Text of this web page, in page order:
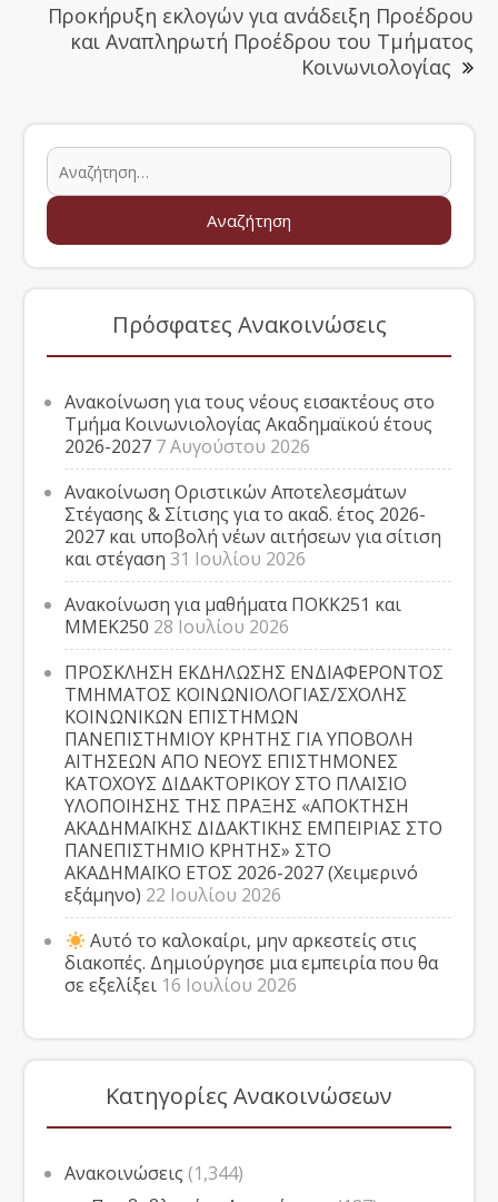
Προκήρυξη εκλογών για ανάδειξη Προέδρου
και Αναπληρωτή Προέδρου του Τμήματος
Κοινωνιολογίας
Πρόσφατες Ανακοινώσεις
Ανακοίνωση για τους νέους εισακτέους στο
Τμήμα Κοινωνιολογίας Ακαδημαϊκού έτους
2026-2027 7 Αυγούστου 2026
Ανακοίνωση Οριστικών Αποτελεσμάτων
Στέγασης & Σίτισης για το ακαδ. έτος 2026-
2027 και υποβολή νέων αιτήσεων για σίτιση
και στέγαση 31 Ιουλίου 2026
Ανακοίνωση για μαθήματα ΠΟΚΚ251 και
ΜΜΕΚ250 28 Ιουλίου 2026
ΠΡΟΣΚΛΗΣΗ ΕΚΔΗΛΩΣΗΣ ΕΝΔΙΑΦΕΡΟΝΤΟΣ
ΤΜΗΜΑΤΟΣ ΚΟΙΝΩΝΙΟΛΟΓΙΑΣ/ΣΧΟΛΗΣ
ΚΟΙΝΩΝΙΚΩΝ ΕΠΙΣΤΗΜΩΝ
ΠΑΝΕΠΙΣΤΗΜΙΟΥ ΚΡΗΤΗΣ ΓΙΑ ΥΠΟΒΟΛΗ
ΑΙΤΗΣΕΩΝ ΑΠΟ ΝΕΟΥΣ ΕΠΙΣΤΗΜΟΝΕΣ
ΚΑΤΟΧΟΥΣ ΔΙΔΑΚΤΟΡΙΚΟΥ ΣΤΟ ΠΛΑΙΣΙΟ
ΥΛΟΠΟΙΗΣΗΣ ΤΗΣ ΠΡΑΞΗΣ «ΑΠΟΚΤΗΣΗ
ΑΚΑΔΗΜΑΪΚΗΣ ΔΙΔΑΚΤΙΚΗΣ ΕΜΠΕΙΡΙΑΣ ΣΤΟ
ΠΑΝΕΠΙΣΤΗΜΙΟ ΚΡΗΤΗΣ» ΣΤΟ
ΑΚΑΔΗΜΑΪΚΟ ΕΤΟΣ 2026-2027 (Χειμερινό
εξάμηνο) 22 Ιουλίου 2026
Αυτό το καλοκαίρι, μην αρκεστείς στις
διακοπές. Δημιούργησε μια εμπειρία που θα
σε εξελίξει 16 Ιουλίου 2026
Κατηγορίες Ανακοινώσεων
Ανακοινώσεις (1,344)